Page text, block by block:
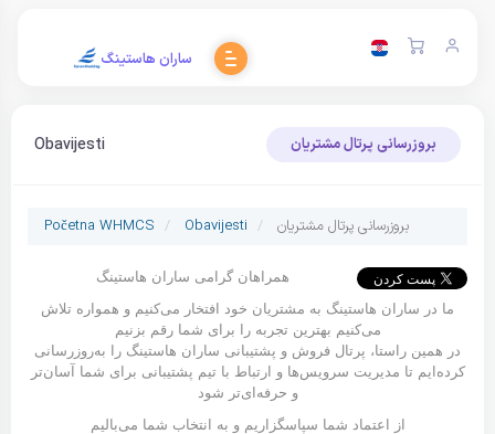
ساران هاستینگ
Obavijesti بروزرسانی پرتال مشتریان
Početna WHMCS Obavijesti بروزرسانی پرتال مشتریان
همراهان گرامی ساران هاستینگ
ما در ساران هاستینگ به مشتریان خود افتخار می‌کنیم و همواره تلاش
می‌کنیم بهترین تجربه را برای شما رقم بزنیم
در همین راستا، پرتال فروش و پشتیبانی ساران هاستینگ را به‌روزرسانی
کرده‌ایم تا مدیریت سرویس‌ها و ارتباط با تیم پشتیبانی برای شما آسان‌تر
و حرفه‌ای‌تر شود
از اعتماد شما سپاسگزاریم و به انتخاب شما می‌بالیم